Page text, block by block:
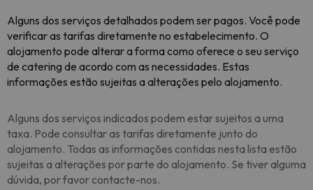
Alguns dos serviços detalhados podem ser pagos. Você pode
verificar as tarifas diretamente no estabelecimento. O
alojamento pode alterar a forma como oferece o seu serviço
de catering de acordo com as necessidades. Estas
informações estão sujeitas a alterações pelo alojamento.
Alguns dos serviços indicados podem estar sujeitos a uma
taxa. Pode consultar as tarifas diretamente junto do
alojamento. Todas as informações contidas nesta lista estão
sujeitas a alterações por parte do alojamento. Se tiver alguma
dúvida, por favor contacte-nos.